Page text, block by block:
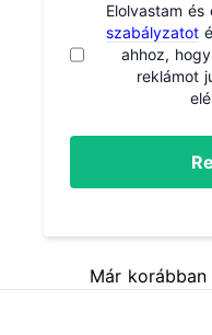
Elolvastam
szabályzatot
ahhoz,
reklámot
Már